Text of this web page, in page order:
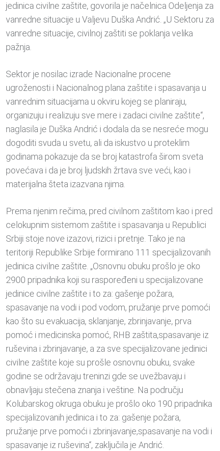
jedinica civilne zaštite, govorila je načelnica Odeljenja za
vanredne situacije u Valjevu Duška Andrić. „U Sektoru za
vanredne situacije, civilnoj zaštiti se poklanja velika
pažnja.
Sektor je nosilac izrade Nacionalne procene
ugroženosti i Nacionalnog plana zaštite i spasavanja u
vanrednim situacijama u okviru kojeg se planiraju,
organizuju i realizuju sve mere i zadaci civilne zaštite“,
naglasila je Duška Andrić i dodala da se nesreće mogu
dogoditi svuda u svetu, ali da iskustvo u proteklim
godinama pokazuje da se broj katastrofa širom sveta
povećava i da je broj ljudskih žrtava sve veći, kao i
materijalna šteta izazvana njima.
Prema njenim rečima, pred civilnom zaštitom kao i pred
celokupnim sistemom zaštite i spasavanja u Republici
Srbiji stoje nove izazovi, rizici i pretnje. Tako je na
teritoriji Republike Srbije formirano 111 specijalizovanih
jedinica civilne zaštite. „Osnovnu obuku prošlo je oko
2900 pripadnika koji su raspoređeni u specijalizovane
jedinice civilne zaštite i to za: gašenje požara,
spasavanje na vodi i pod vodom, pružanje prve pomoći
kao što su evakuacija, sklanjanje, zbrinjavanje, prva
pomoć i medicinska pomoć, RHB zaštita,spasavanje iz
ruševina i zbrinjavanje, a za sve specijalizovane jedinici
civilne zaštite koje su prošle osnovnu obuku, svake
godine se održavaju treninzi gde se uvežbavaju i
obnavljaju stečena znanja i veštine. Na području
Kolubarskog okruga obuku je prošlo oko 190 pripadnika
specijalizovanih jedinica i to za: gašenje požara,
pružanje prve pomoći i zbrinjavanje,spasavanje na vodi i
spasavanje iz ruševina“, zaključila je Andrić.